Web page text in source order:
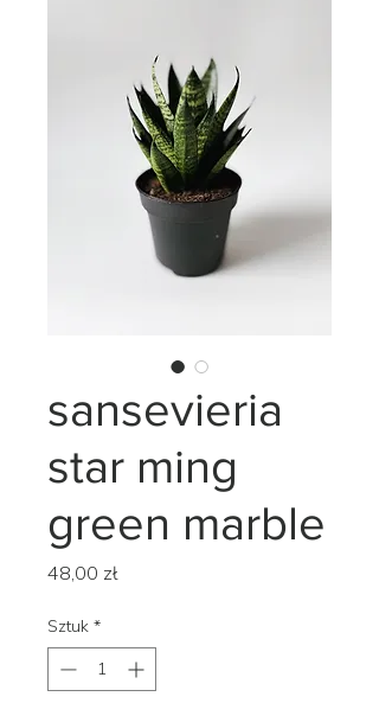
sansevieria
star ming
green marble
48,00 złCena
Sztuk *